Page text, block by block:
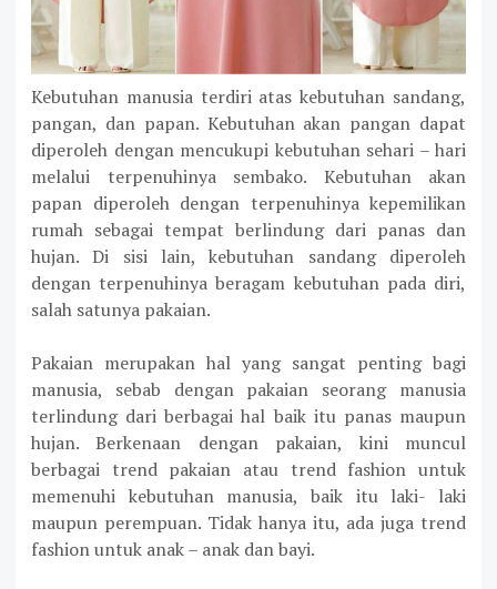
Kebutuhan manusia terdiri atas kebutuhan sandang,
pangan, dan papan. Kebutuhan akan pangan dapat
diperoleh dengan mencukupi kebutuhan sehari – hari
melalui terpenuhinya sembako. Kebutuhan akan
papan diperoleh dengan terpenuhinya kepemilikan
rumah sebagai tempat berlindung dari panas dan
hujan. Di sisi lain, kebutuhan sandang diperoleh
dengan terpenuhinya beragam kebutuhan pada diri,
salah satunya pakaian.
Pakaian merupakan hal yang sangat penting bagi
manusia, sebab dengan pakaian seorang manusia
terlindung dari berbagai hal baik itu panas maupun
hujan. Berkenaan dengan pakaian, kini muncul
berbagai trend pakaian atau trend fashion untuk
memenuhi kebutuhan manusia, baik itu laki- laki
maupun perempuan. Tidak hanya itu, ada juga trend
fashion untuk anak – anak dan bayi.